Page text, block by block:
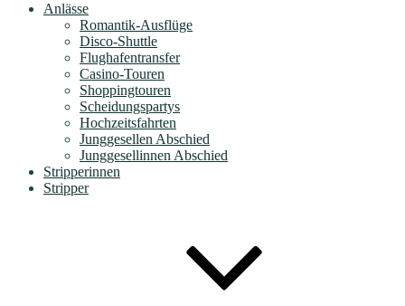
Anlässe
Romantik-Ausflüge
Disco-Shuttle
Flughafentransfer
Casino-Touren
Shoppingtouren
Scheidungspartys
Hochzeitsfahrten
Junggesellen Abschied
Junggesellinnen Abschied
Stripperinnen
Stripper